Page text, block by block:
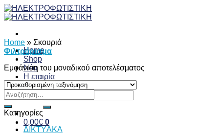
Skip
to
Home
Shop
Νέα
Η εταιρία
Επικοινωνία
για:
0,00€ 0
Home » Σκουριά
Φιλτράρισμα
Εμφάνιση του μοναδικού αποτελέσματος
Αναζήτηση
για:
Κατηγορίες
ΔΙKTΥAKA